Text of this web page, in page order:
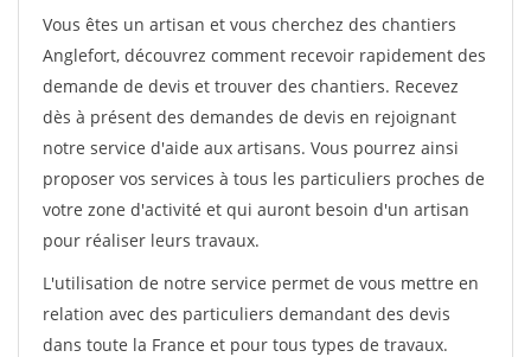
Vous êtes un artisan et vous cherchez des chantiers
Anglefort, découvrez comment recevoir rapidement des
demande de devis et trouver des chantiers. Recevez
dès à présent des demandes de devis en rejoignant
notre service d'aide aux artisans. Vous pourrez ainsi
proposer vos services à tous les particuliers proches de
votre zone d'activité et qui auront besoin d'un artisan
pour réaliser leurs travaux.
L'utilisation de notre service permet de vous mettre en
relation avec des particuliers demandant des devis
dans toute la France et pour tous types de travaux.